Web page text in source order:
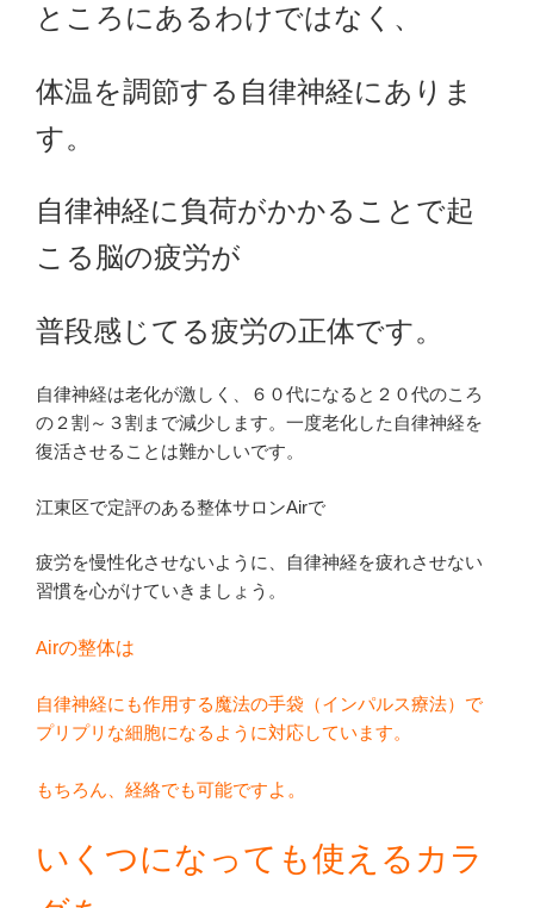
ところにあるわけではなく、
体温を調節する自律神経にありま
す。
自律神経に負荷がかかることで起
こる脳の疲労が
普段感じてる疲労の正体です。
自律神経は老化が激しく、６０代になると２０代のころ
の２割～３割まで減少します。一度老化した自律神経を
復活させることは難かしいです。
江東区で定評のある整体サロンAirで
疲労を慢性化させないように、自律神経を疲れさせない
習慣を心がけていきましょう。
Airの整体は
自律神経にも作用する魔法の手袋（インパルス療法）で
プリプリな細胞になるように対応しています。
もちろん、経絡でも可能ですよ 。
いくつになっても使えるカラ